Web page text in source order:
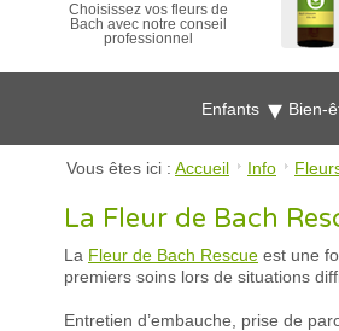
Choisissez vos fleurs de
Bach avec notre conseil
professionnel
Enfants Bien-
Vous êtes ici : Accueil Info
La Fleur de Bach
La Fleur de Bach Rescue est une
premiers soins lors de situations
Entretien d’embauche, prise de